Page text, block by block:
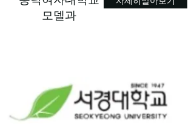
모델과